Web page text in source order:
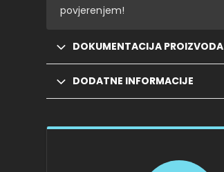
povjerenjem!
DOKUMENTACIJA PROIZVODA
DODATNE INFORMACIJE